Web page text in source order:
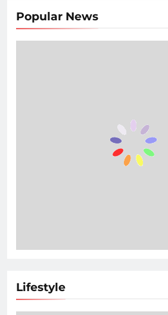
Popular News
Lifestyle